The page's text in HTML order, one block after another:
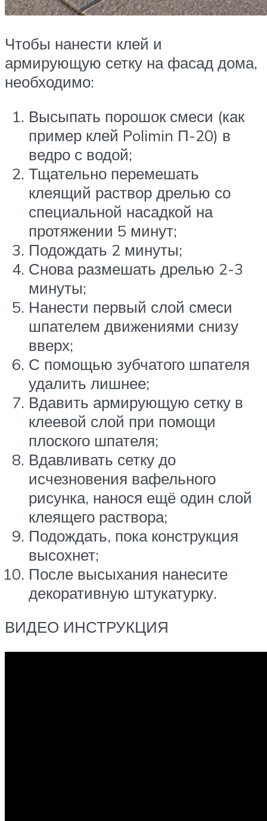
Чтобы нанести клей и
армирующую сетку на фасад дома,
необходимо:
Высыпать порошок смеси (как
пример клей Polimin П-20) в
ведро с водой;
Тщательно перемешать
клеящий раствор дрелью со
специальной насадкой на
протяжении 5 минут;
Подождать 2 минуты;
Снова размешать дрелью 2-3
минуты;
Нанести первый слой смеси
шпателем движениями снизу
вверх;
С помощью зубчатого шпателя
удалить лишнее;
Вдавить армирующую сетку в
клеевой слой при помощи
плоского шпателя;
Вдавливать сетку до
исчезновения вафельного
рисунка, нанося ещё один слой
клеящего раствора;
Подождать, пока конструкция
высохнет;
После высыхания нанесите
декоративную штукатурку.
ВИДЕО ИНСТРУКЦИЯ